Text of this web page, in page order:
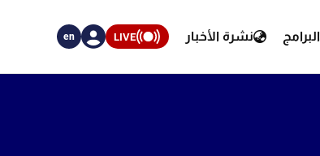
البرامج نشرة الأخبار LIVE
en